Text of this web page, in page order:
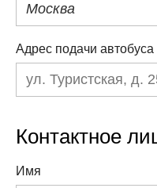
Москва
Адрес подачи автобуса
Контактное
Имя